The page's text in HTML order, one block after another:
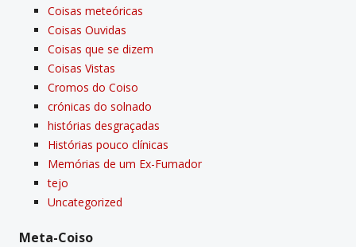
Coisas meteóricas
Coisas Ouvidas
Coisas que se dizem
Coisas Vistas
Cromos do Coiso
crónicas do solnado
histórias desgraçadas
Histórias pouco clí­nicas
Memórias de um Ex-Fumador
tejo
Uncategorized
Meta-Coiso